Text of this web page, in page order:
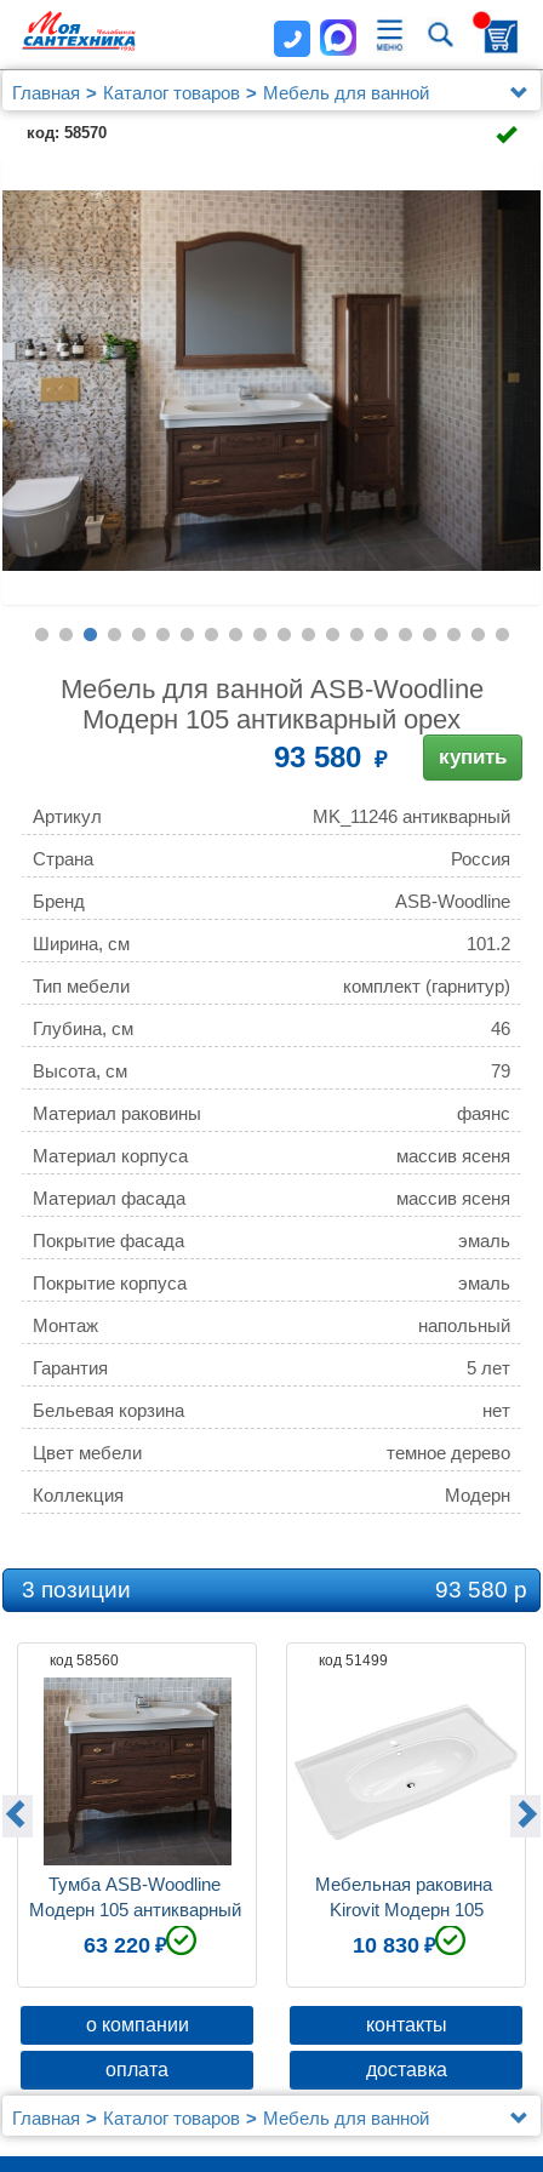
Главная Каталог товаров
Мебель для ванной
Мебель 100 - 120 см.
Мебель для ванной ASB-Woodline Модерн 105
код: 58570
Мебель для ванной ASB-Woodline
Модерн 105 антикварный орех
93 580 купить
Артикул
MK_11246 антикварный
орех_21360_11231
Антикварный Орех
Страна Россия
Бренд ASB-Woodline
Ширина, см 101.2
Тип мебели комплект (гарнитур)
Глубина, см 46
Высота, см 79
Материал раковины фаянс
Материал корпуса массив ясеня
Материал фасада массив ясеня
Покрытие фасада эмаль
Покрытие корпуса эмаль
Монтаж напольный
Гарантия 5 лет
Бельевая корзина нет
Цвет мебели темное дерево
Коллекция Модерн
3 позиции 93 580 р
код 58560
Тумба ASB-Woodline
Модерн 105 антикварный
орех
63 220
код 51499
Мебельная раковина
Kirovit Модерн 105
10 830
о компании контакты
оплата доставка
Главная Каталог товаров
Мебель для ванной
Мебель 100 - 120 см.